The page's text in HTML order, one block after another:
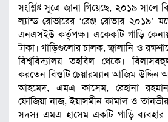
সংশ্লিষ্ট সূত্রে জানা গিয়েছে, ২০১৯ সালে
ল্যান্ড রোভারের ‘রেঞ্জ রোভার ২০১৯’
এনএসইউ কর্তৃপক্ষ। একেকটি গাড়ি
টাকা। গাড়িগুলোর চালক, জ্বালানি ও
বিশ্ববিদ্যালয় তহবিল থেকে।
করতেন বিওটি চেয়ারম্যান আজিম
আহমেদ, এমএ কাসেম, রেহানা
ফৌজিয়া নাজ, ইয়াসমীন কামাল ও তানভীর
সদস্য এমএ হাসেম একটি গাড়ি